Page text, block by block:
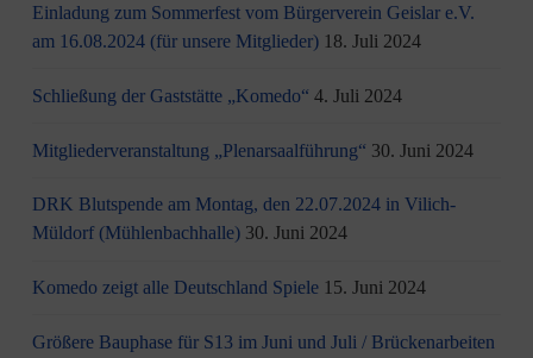
Einladung zum Sommerfest vom Bürgerverein Geislar e.V.
am 16.08.2024 (für unsere Mitglieder) 18. Juli 2024
Schließung der Gaststätte „Komedo“ 4. Juli 2024
Mitgliederveranstaltung „Plenarsaalführung“ 30. Juni 2024
DRK Blutspende am Montag, den 22.07.2024 in Vilich-
Müldorf (Mühlenbachhalle) 30. Juni 2024
Komedo zeigt alle Deutschland Spiele 15. Juni 2024
Größere Bauphase für S13 im Juni und Juli / Brü­cken­ar­bei­ten